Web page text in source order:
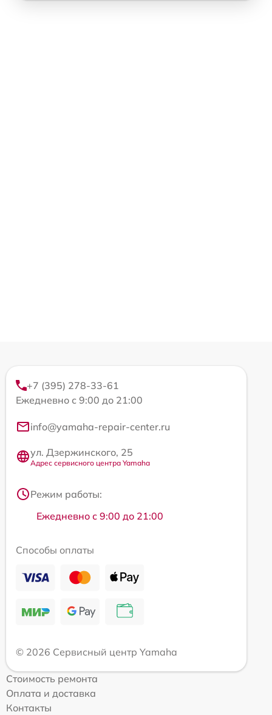
+7 (395) 278-33-61
Ежедневно с 9:00 до 21:00
info@yamaha-repair-center.ru
ул. Дзержинского, 25
Адрес сервисного центра Yamaha
Режим работы:
Ежедневно с 9:00 до 21:00
Способы оплаты
© 2026 Сервисный центр Yamaha
Стоимость ремонта
Оплата и доставка
Контакты